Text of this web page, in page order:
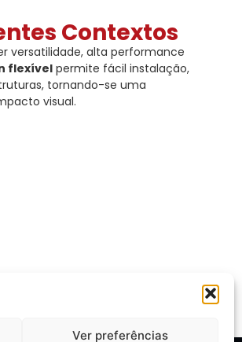
Ver preferências
Contextos
versatilidade, alta performance
flexívelpermite fácil instalação,
tornando-se uma
visual.